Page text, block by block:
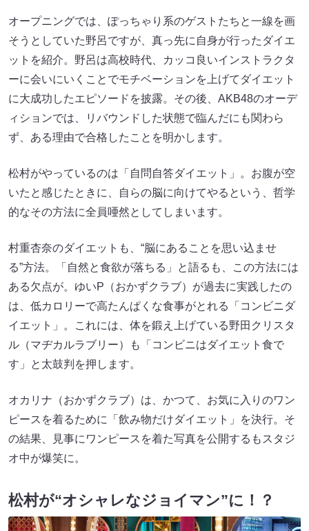
オープニングでは、ぽっちゃり系のゲストたちと一線を画
そうとしていた野呂ですが、真っ先に自身が行ったダイエ
ットを紹介。野呂は高校時代、カッコ良いインストラクタ
ーに会いにいくことでモチベーションを上げてダイエット
に大成功したエピソードを披露。その後、AKB48のオーデ
ィションでは、リバウンドした状態で臨んだにも関わら
ず、ある理由で合格したことを明かします。
松村がやっているのは「自問自答ダイエット」。お腹が空
いたと感じたときに、自らの脳に向けてやるという、哲学
的なその方法に全員唖然としてしまいます。
村重杏奈のダイエットも、“脳にあることを思い込ませ
る”方法。「自然と食欲が落ちる」と語るも、この方法には
ある欠点が。ゆいP（おかずクラブ）が過去に実践したの
は、低カロリーで高たんぱくな食事がとれる「コンビニダ
イエット」。これには、体を鍛え上げている野田クリスタ
ル（マヂカルラブリー）も「コンビニはダイエット食で
す」と太鼓判を押します。
オカリナ（おかずクラブ）は、かつて、お気に入りのワン
ピースを着るために「飲み物だけダイエット」を決行。そ
の結果、見事にワンピースを着た写真を公開するもスタジ
オ中が爆笑に。
松村が“オシャレなジョイマン”に！？